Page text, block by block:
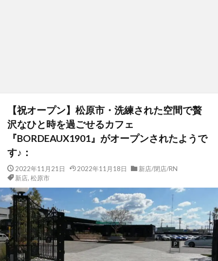
【祝オープン】松原市・洗練された空間で贅
沢なひと時を過ごせるカフェ
『BORDEAUX1901』がオープンされたようで
す♪：
2022年11月21日 2022年11月18日
新店/閉店/RN
新店, 松原市